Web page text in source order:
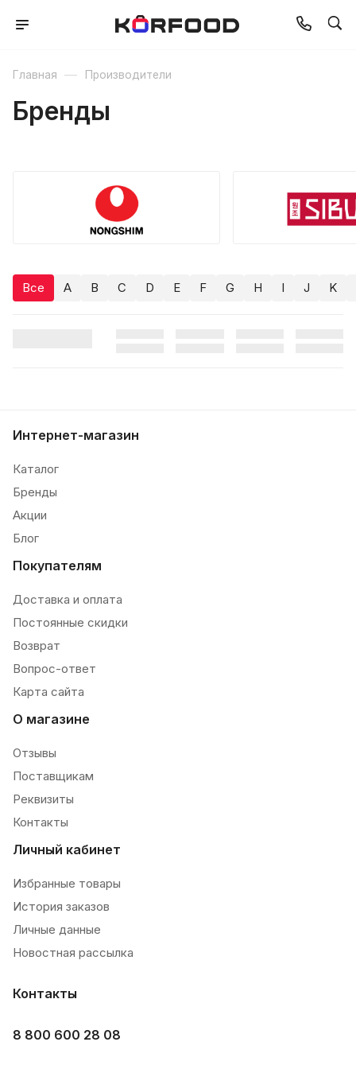
Главная — Производители
Бренды
Все A B C D E F G H I J K
Интернет-магазин
Каталог
Бренды
Акции
Блог
Покупателям
Доставка и оплата
Постоянные скидки
Возврат
Вопрос-ответ
Карта сайта
О магазине
Отзывы
Поставщикам
Реквизиты
Контакты
Личный кабинет
Избранные товары
История заказов
Личные данные
Новостная рассылка
Контакты
8 800 600 28 08